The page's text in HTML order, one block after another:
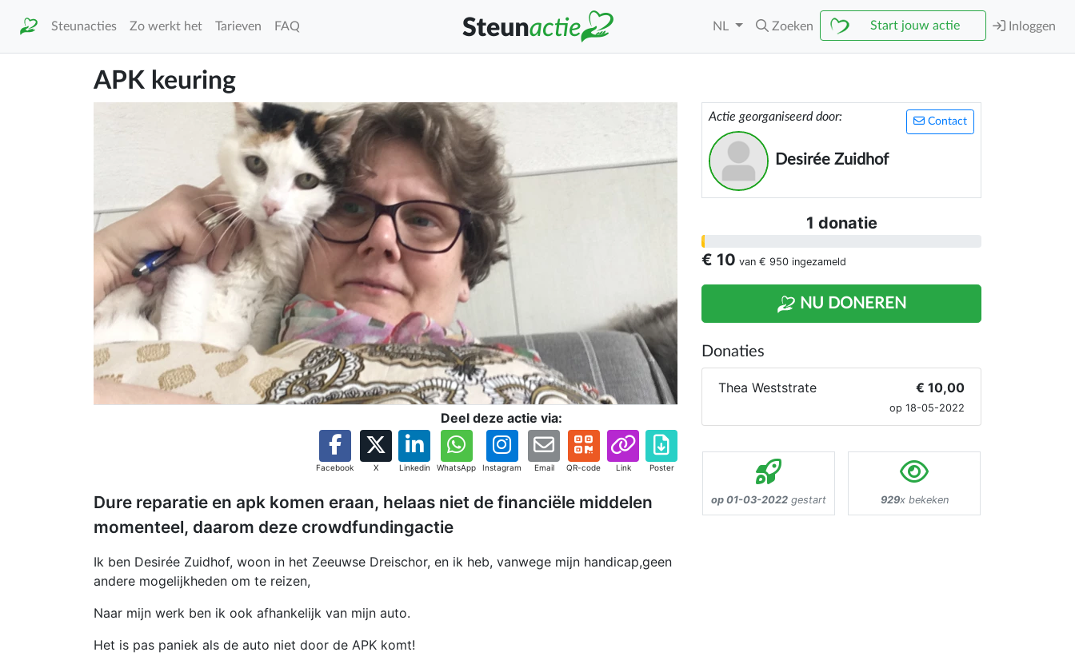
Steunacties Zo werkt het Tarieven FAQ NL Zoeken Start jouw actie Inloggen
APK keuring
Deel deze actie via:
Facebook X Linkedin WhatsApp Instagram Email QR-code Link Poster
Dure reparatie en apk komen eraan, helaas niet de financiële middelen
momenteel, daarom deze crowdfundingactie
Ik ben Desirée Zuidhof, woon in het Zeeuwse Dreischor, en ik heb, vanwege mijn handicap,geen
andere mogelijkheden om te reizen,
Naar mijn werk ben ik ook afhankelijk van mijn auto.
Het is pas paniek als de auto niet door de APK komt!
Contact
Actie georganiseerd door:
Desirée Zuidhof
1 donatie
€ 10 van € 950 ingezameld
NU DONEREN
Donaties
Thea Weststrate € 10,00
op 18-05-2022
op 01-03-2022 gestart 929x bekeken